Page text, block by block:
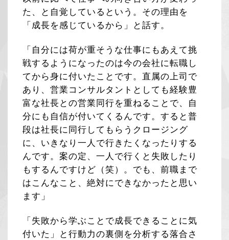
た、と自覚しているという。その理由を
「成長を感じているから」と話す。
「自分には荷が重そうな仕事にもあえて挑
戦するようになったのは今の会社に転職し
てから身に付いたことです。直属の上司で
あり、営業コンサルタントとしても経験豊
富な社長との営業同行を重ねることで、自
分にも自信が付いてくるんです。すると普
段は社長に同行してもらうクロージング
に、いきなり一人で行きたくなったりする
んです。案の定、一人で行くと失敗したり
もするんですけど（笑）。でも、前職まで
はこんなこと、絶対にできなかったと思い
ます」
「失敗から学ぶことで成長できることに気
付いた」と行動力の裏側を分析する落合さ